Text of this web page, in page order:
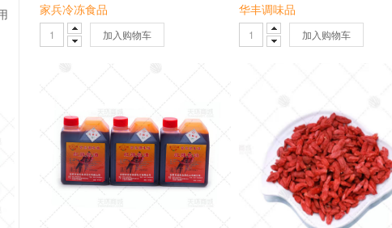
家兵冷冻食品
加入购物车
华丰调味品
加入购物车